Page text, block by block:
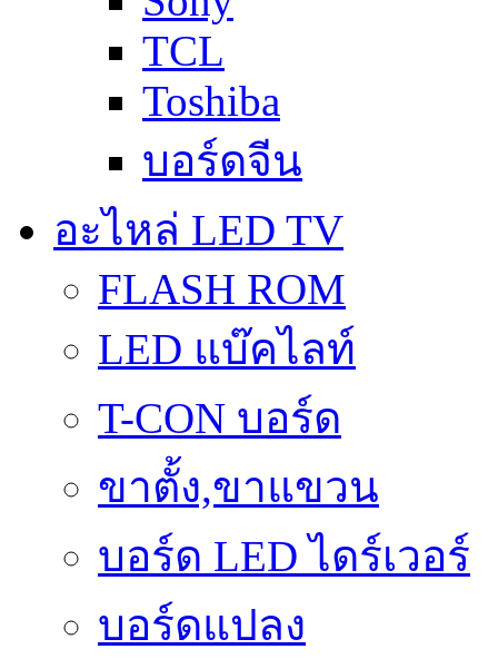
TCL
Toshiba
บอร์ดจีน
อะไหล่ LED TV
FLASH ROM
LED แบ๊คไลท์
T-CON บอร์ด
ขาตั้ง,ขาแขวน
บอร์ด LED ไดร์เวอร์
บอร์ดแปลง